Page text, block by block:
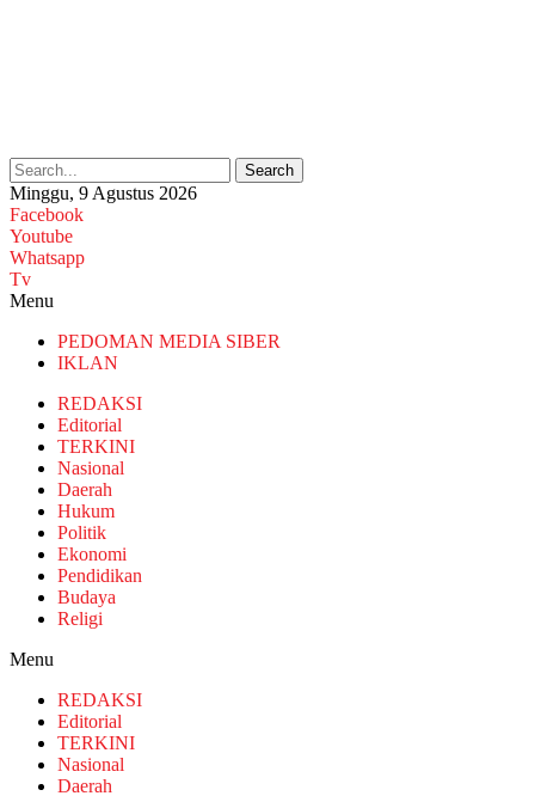
Search
Minggu, 9 Agustus 2026
Facebook
Youtube
Whatsapp
Tv
Menu
PEDOMAN MEDIA SIBER
IKLAN
REDAKSI
Editorial
TERKINI
Nasional
Daerah
Hukum
Politik
Ekonomi
Pendidikan
Budaya
Religi
Menu
REDAKSI
Editorial
TERKINI
Nasional
Daerah